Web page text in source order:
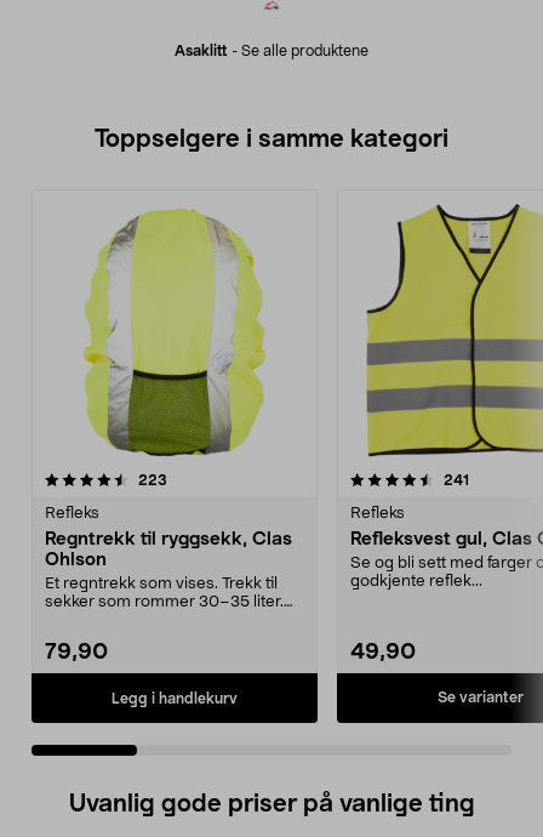
Asaklitt - Se alle produktene
Toppselgere i samme kategori
223
Refleks
Regntrekk til ryggsekk, Clas
Ohlson
Et regntrekk som vises. Trekk til
sekker som rommer 30–35 liter.
79,90
Legg i handlekurv
4.5 av 5 stjerner 241
Refleks
Refleksvest gul, Clas
Se og bli sett med farger
godkjente reflek...
49,90
Se varianter
4.5 av 5 stjerner
Uvanlig gode priser på vanlige ting